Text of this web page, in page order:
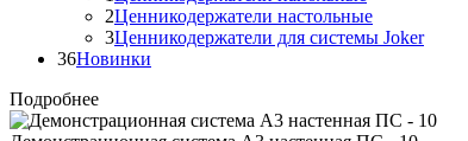
2Ценникодержатели настольные
3Ценникодержатели для системы Joker
36Новинки
Подробнее